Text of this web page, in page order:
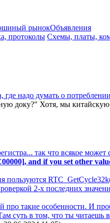
рынокОбъявления
протоколы Схемы, платы,
где надо думать о
доку?" Хотя, мы китайскую
так что всякое может
and if you set other
2-х последних
такие особенности. И
в том, что ты читаешь